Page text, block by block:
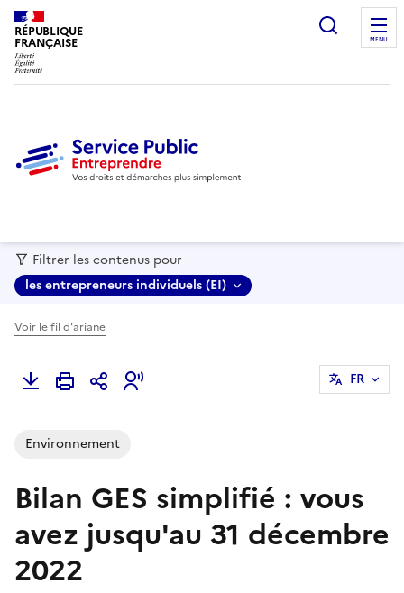
RÉPUBLIQUE
FRANÇAISE MENU
Filtrer les contenus pour
les entrepreneurs individuels (EI)
Voir le fil d'ariane
FR
Environnement
Bilan GES simplifié : vous
avez jusqu'au 31 décembre
2022